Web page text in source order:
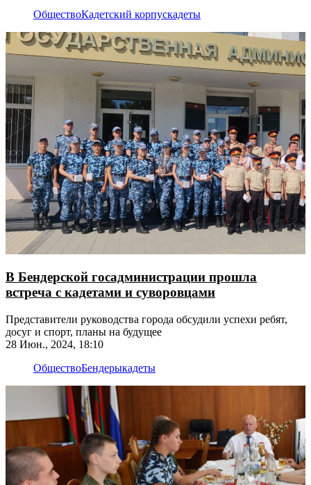
ОбществоКадетский корпускадеты
В Бендерской госадминистрации прошла
встреча с кадетами и суворовцами
Представители руководства города обсудили успехи ребят,
досуг и спорт, планы на будущее
28 Июн., 2024, 18:10
ОбществоБендерыкадеты